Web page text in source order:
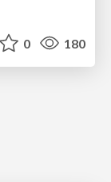
0 180